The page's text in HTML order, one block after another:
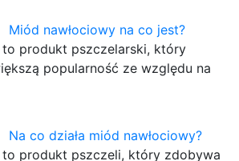
Miód nawłociowy na co jest?
to produkt pszczelarski, który
popularność ze względu na
Na co działa miód nawłociowy?
to produkt pszczeli, który zdobywa